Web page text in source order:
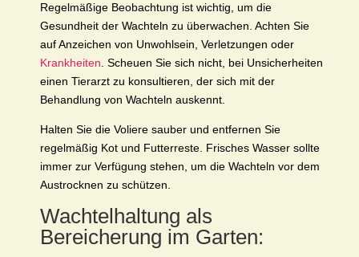
Regelmäßige Beobachtung ist wichtig, um die
Gesundheit der Wachteln zu überwachen. Achten Sie
auf Anzeichen von Unwohlsein, Verletzungen oder
Krankheiten. Scheuen Sie sich nicht, bei Unsicherheiten
einen Tierarzt zu konsultieren, der sich mit der
Behandlung von Wachteln auskennt.
Halten Sie die Voliere sauber und entfernen Sie
regelmäßig Kot und Futterreste. Frisches Wasser sollte
immer zur Verfügung stehen, um die Wachteln vor dem
Austrocknen zu schützen.
Wachtelhaltung als
Bereicherung im Garten: